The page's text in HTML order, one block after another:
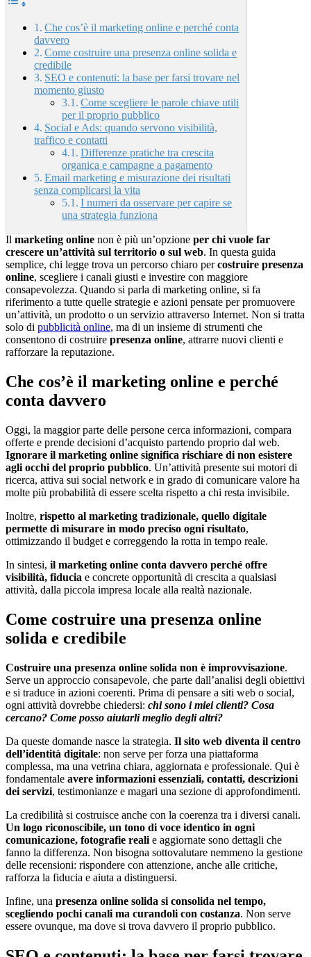
Che cos’è il marketing online e perché conta
davvero
Come costruire una presenza online solida e
credibile
SEO e contenuti: la base per farsi trovare nel
momento giusto
Come scegliere le parole chiave utili
per il proprio pubblico
Social e Ads: quando servono visibilità,
traffico e contatti
Differenze pratiche tra crescita
organica e campagne a pagamento
Email marketing e misurazione dei risultati
senza complicarsi la vita
I numeri da osservare per capire se
una strategia funziona
Il marketing online non è più un’opzione per chi vuole far
crescere un’attività sul territorio o sul web. In questa guida
semplice, chi legge trova un percorso chiaro percostruire presenza
online, scegliere i canali giusti e investire con maggiore
consapevolezza. Quando si parla di marketing online, si fa
riferimento a tutte quelle strategie e azioni pensate per promuovere
un’attività, un prodotto o un servizio attraverso Internet. Non si tratta
solo di pubblicità online, ma di un insieme di strumenti che
consentono di costruire presenza online, attrarre nuovi clienti e
rafforzare la reputazione.
Che cos’è il marketing online e perché
conta davvero
Oggi, la maggior parte delle persone cerca informazioni, compara
offerte e prende decisioni d’acquisto partendo proprio dal web.
Ignorare il marketing online significa rischiare di non esistere
agli occhi del proprio pubblico. Un’attività presente sui motori di
ricerca, attiva sui social network e in grado di comunicare valore ha
molte più probabilità di essere scelta rispetto a chi resta invisibile.
Inoltre, rispetto al marketing tradizionale, quello digitale
permette di misurare in modo preciso ogni risultato,
ottimizzando il budget e correggendo la rotta in tempo reale.
In sintesi, il marketing online conta davvero perché offre
visibilità, fiducia e concrete opportunità di crescita a qualsiasi
attività, dalla piccola impresa locale alla realtà nazionale.
Come costruire una presenza online
solida e credibile
Costruire una presenza online solida non è improvvisazione.
Serve un approccio consapevole, che parte dall’analisi degli obiettivi
e si traduce in azioni coerenti. Prima di pensare a siti web o social,
ogni attività dovrebbe chiedersi: chi sono i miei clienti? Cosa
cercano? Come posso aiutarli meglio degli altri?
Da queste domande nasce la strategia. Il sito web diventa il centro
dell’identità digitale: non serve per forza una piattaforma
complessa, ma una vetrina chiara, aggiornata e professionale. Qui è
fondamentale avere informazioni essenziali, contatti, descrizioni
dei servizi, testimonianze e magari una sezione di approfondimenti.
La credibilità si costruisce anche con la coerenza tra i diversi canali.
Un logo riconoscibile, un tono di voce identico in ogni
comunicazione, fotografie reali e aggiornate sono dettagli che
fanno la differenza. Non bisogna sottovalutare nemmeno la gestione
delle recensioni: rispondere con attenzione, anche alle critiche,
rafforza la fiducia e aiuta a distinguersi.
Infine, una presenza online solida si consolida nel tempo,
scegliendo pochi canali ma curandoli con costanza. Non serve
essere ovunque, ma dove si trova davvero il proprio pubblico.